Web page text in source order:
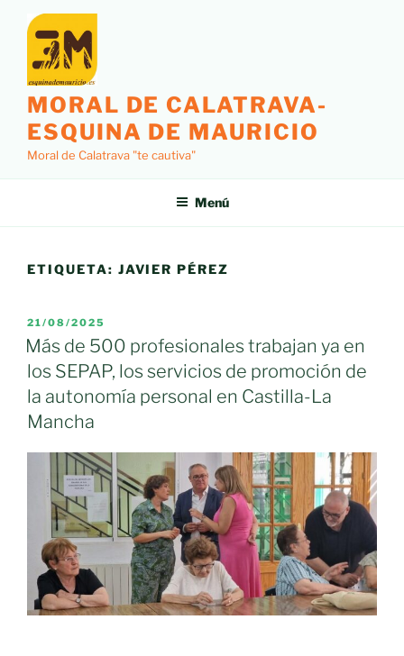
contenido
MORAL DE CALATRAVA-
ESQUINA DE MAURICIO
Moral de Calatrava "te cautiva"
Menú
ETIQUETA: JAVIER PÉREZ
PUBLICADO
EL
21/08/2025
Más de 500 profesionales trabajan ya en
los SEPAP, los servicios de promoción de
la autonomía personal en Castilla-La
Mancha